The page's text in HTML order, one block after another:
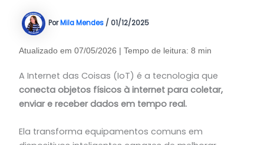
PorMila Mendes / 01/12/2025
Atualizado em 07/05/2026 | Tempo de leitura: 8 min
A Internet das Coisas (IoT) é a tecnologia que
conecta objetos físicos à internet para coletar,
enviar e receber dados em tempo real.
Ela transforma equipamentos comuns em